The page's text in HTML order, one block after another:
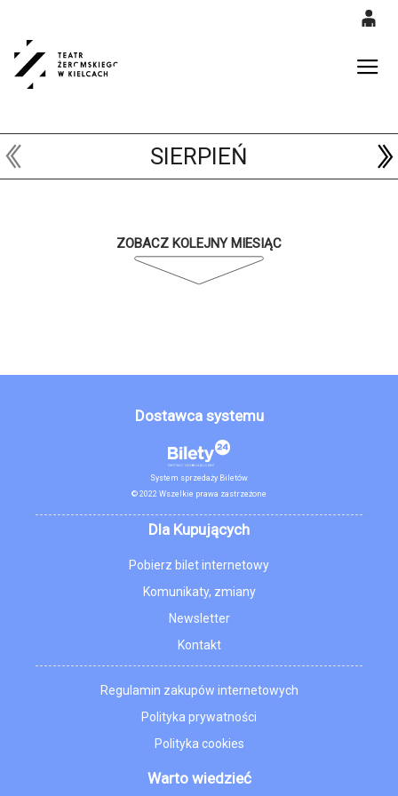
0,00
SIERPIEŃ
ZOBACZ KOLEJNY MIESIĄC
Dostawca systemu
System sprzedaży Biletów
© 2022 Wszelkie prawa zastrzeżone
Dla Kupujących
Pobierz bilet internetowy
Komunikaty, zmiany
Newsletter
Kontakt
Regulamin zakupów internetowych
Polityka prywatności
Polityka cookies
Warto wiedzieć